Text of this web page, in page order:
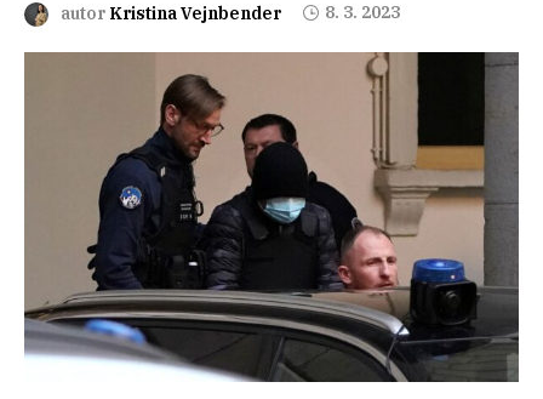
autor Kristina Vejnbender 8. 3. 2023